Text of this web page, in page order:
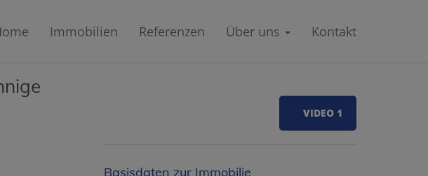
Immobilien Referenzen Über uns Kontakt
VIDEO 1
Basisdaten zur Immobilie